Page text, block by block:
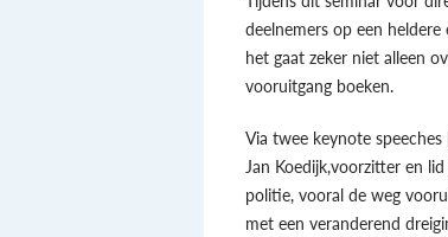
deelnemers op een
het gaat zeker niet alleen
vooruitgang boeken.
Via twee keynote
Jan Koedijk,voorzitter en
politie, vooral de weg
met een veranderend